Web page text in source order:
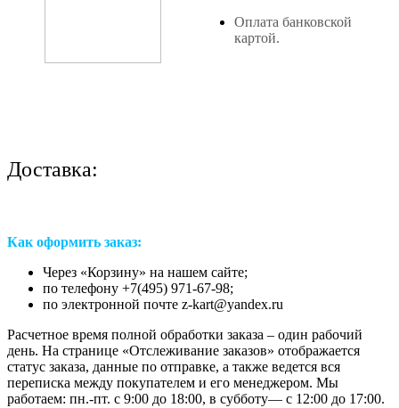
Оплата банковской
картой.
Доставка:
Как оформить заказ:
Через «Корзину» на нашем сайте;
по телефону +7(495) 971-67-98;
по электронной почте z-kart@yandex.ru
Расчетное время полной обработки заказа – один рабочий
день. На странице «Отслеживание заказов» отображается
статус заказа, данные по отправке, а также ведется вся
переписка между покупателем и его менеджером. Мы
работаем: пн.-пт. с 9:00 до 18:00, в субботу— с 12:00 до 17:00.